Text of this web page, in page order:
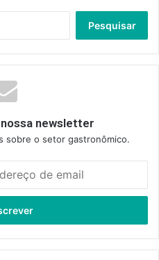
newsletter
sobre o setor gastronômico.